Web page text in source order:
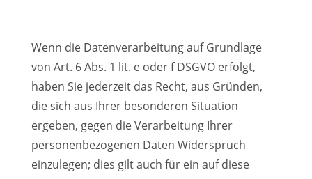
Wenn die Datenverarbeitung auf Grundlage
von Art. 6 Abs. 1 lit. e oder f DSGVO erfolgt,
haben Sie jederzeit das Recht, aus Gründen,
die sich aus Ihrer besonderen Situation
ergeben, gegen die Verarbeitung Ihrer
personenbezogenen Daten Widerspruch
einzulegen; dies gilt auch für ein auf diese